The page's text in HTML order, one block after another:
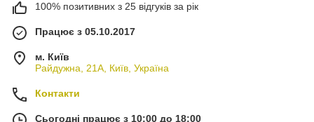
100% позитивних з 25 відгуків за рік
Працює з 05.10.2017
м. Київ
Райдужна, 21А, Київ, Україна
Контакти
Сьогодні працює з 10:00 до 18:00